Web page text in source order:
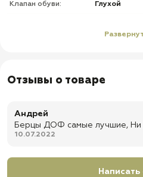
Клапан обуви: Глухой
Стелька обуви: Кожкартон
О товаре
✅ Верх: натуральная утолщенная
✅ Застежка: скоростная шнуровка +
Отзывы о товаре
Андрей
Берцы ДОФ самые лучшие, Ни
10.07.2022
Написать